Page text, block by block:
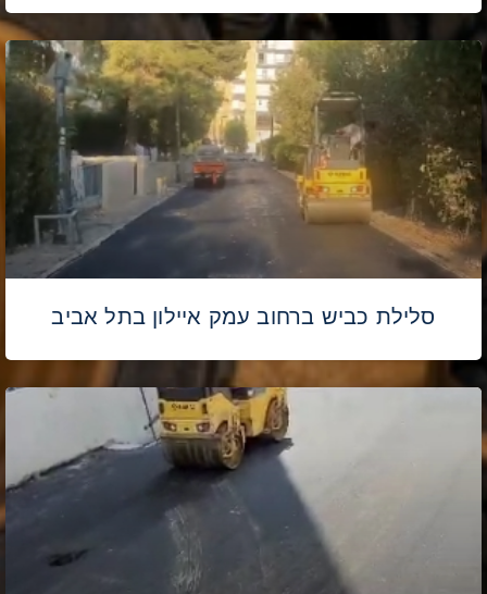
סלילת כביש ברחוב עמק איילון בתל אביב